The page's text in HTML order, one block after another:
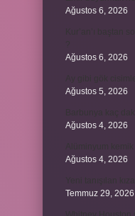
Ağustos 6, 2026
Ağustos 6, 2026
Ağustos 5, 2026
Ağustos 4, 2026
Ağustos 4, 2026
Temmuz 29, 2026